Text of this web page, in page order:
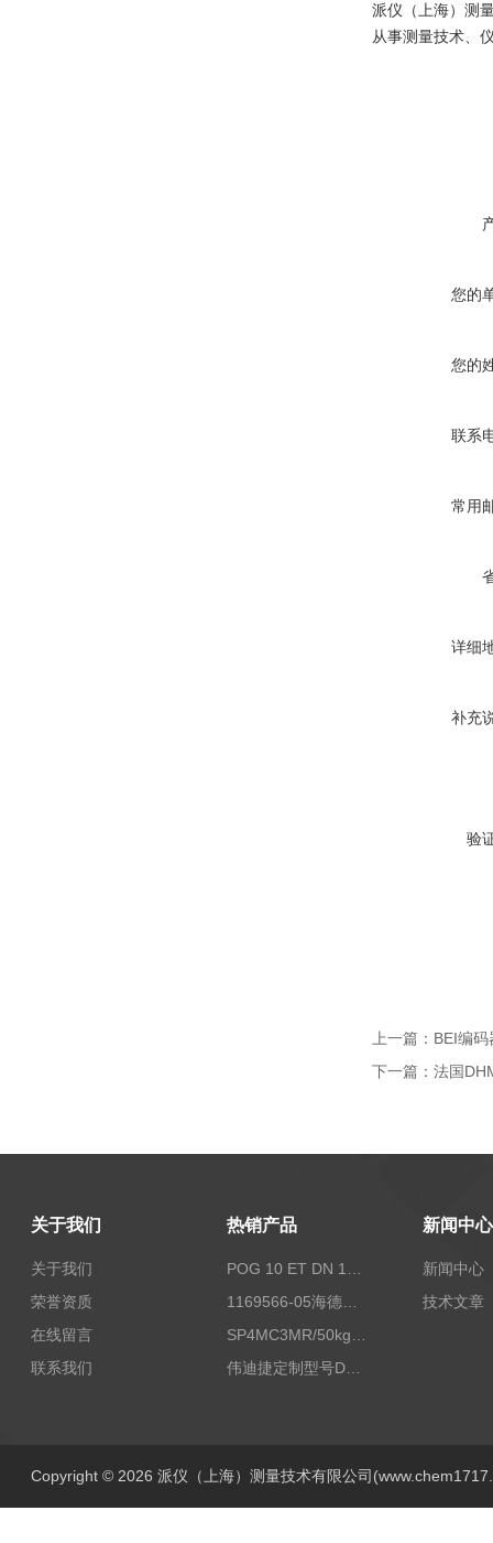
派仪（上海）测
从事测量技术、
您的
您的
联系
常用
详细
补充
验
上一篇： BEI编
下一篇： 法国
关于我们
关于我们
荣誉资质
在线留言
联系我们
热销产品
1169566-05海德汉西门子编码器现货
伟迪捷定制型号DHM506-5000-002
新闻中心
新闻中心
技术文章
Copyright © 2026 派仪（上海）测量技术有限公司